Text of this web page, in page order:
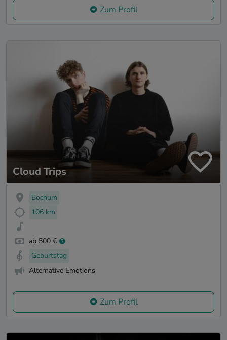
Zum Profil
Cloud Trips
Bochum
106 km
ab 500 €
Geburtstag
Alternative Emotions
Zum Profil